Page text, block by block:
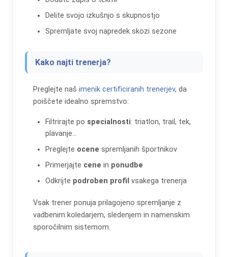
Delite svojo izkušnjo s skupnostjo
Spremljate svoj napredek skozi sezone
Kako najti trenerja?
Preglejte naš imenik certificiranih trenerjev, da
poiščete idealno spremstvo:
Filtrirajte po specialnosti: triatlon, trail, tek,
plavanje...
Preglejte ocene spremljanih športnikov
Primerjajte cene in ponudbe
Odkrijte podroben profil vsakega trenerja
Vsak trener ponuja prilagojeno spremljanje z
vadbenim koledarjem, sledenjem in namenskim
sporočilnim sistemom.